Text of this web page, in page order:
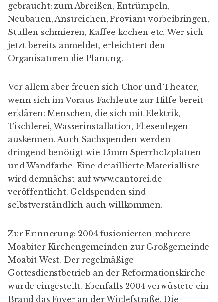
gebraucht: zum Abreißen, Entrümpeln,
Neubauen, Anstreichen, Proviant vorbeibringen,
Stullen schmieren, Kaffee kochen etc. Wer sich
jetzt bereits anmeldet, erleichtert den
Organisatoren die Planung.
Vor allem aber freuen sich Chor und Theater,
wenn sich im Voraus Fachleute zur Hilfe bereit
erklären: Menschen, die sich mit Elektrik,
Tischlerei, Wasserinstallation, Fliesenlegen
auskennen. Auch Sachspenden werden
dringend benötigt wie 15mm Sperrholzplatten
und Wandfarbe. Eine detaillierte Materialliste
wird demnächst auf www.cantorei.de
veröffentlicht. Geldspenden sind
selbstverständlich auch willkommen.
Zur Erinnerung: 2004 fusionierten mehrere
Moabiter Kirchengemeinden zur Großgemeinde
Moabit West. Der regelmäßige
Gottesdienstbetrieb an der Reformationskirche
wurde eingestellt. Ebenfalls 2004 verwüstete ein
Brand das Foyer an der Wiclefstraße. Die